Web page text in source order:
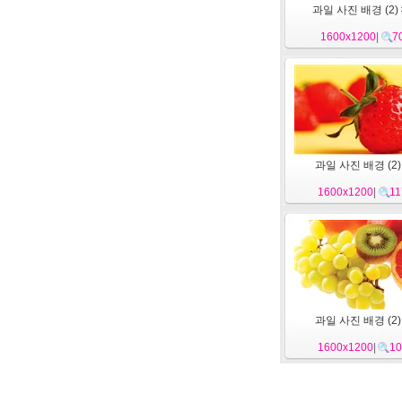
과일 사진 배경 (2)
1600x1200
과일 사진 배경
1600x1200
과일 사진 배경
1600x1200